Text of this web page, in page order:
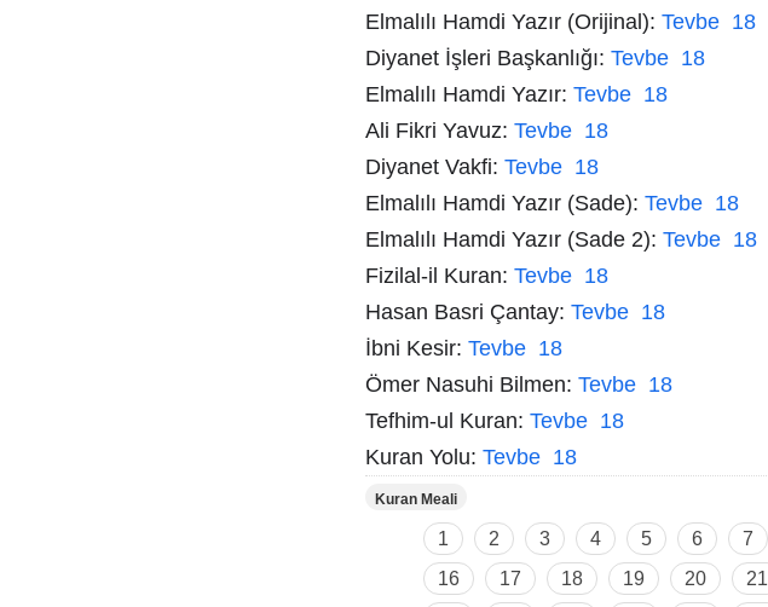
Elmalılı Hamdi Yazır (Orijinal): Tevbe 18
Diyanet İşleri Başkanlığı: Tevbe 18
Elmalılı Hamdi Yazır: Tevbe 18
Ali Fikri Yavuz: Tevbe 18
Diyanet Vakfi: Tevbe 18
Elmalılı Hamdi Yazır (Sade): Tevbe 18
Elmalılı Hamdi Yazır (Sade 2): Tevbe 18
Fizilal-il Kuran: Tevbe 18
Hasan Basri Çantay: Tevbe 18
İbni Kesir: Tevbe 18
Ömer Nasuhi Bilmen: Tevbe 18
Tefhim-ul Kuran: Tevbe 18
Kuran Yolu: Tevbe 18
Kuran Meali
1 2 3 4 5 6 7
16
17 18 19 20 21